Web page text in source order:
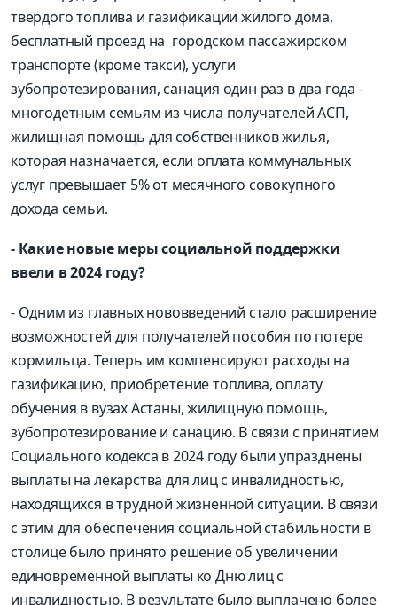
твердого топлива и газификации жилого дома,
бесплатный проезд на городском пассажирском
транспорте (кроме такси), услуги
зубопротезирования, санация один раз в два года -
многодетным семьям из числа получателей АСП,
жилищная помощь для собственников жилья,
которая назначается, если оплата коммунальных
услуг превышает 5% от месячного совокупного
дохода семьи.
- Какие новые меры социальной поддержки
ввели в 2024 году?
- Одним из главных нововведений стало расширение
возможностей для получателей пособия по потере
кормильца. Теперь им компенсируют расходы на
газификацию, приобретение топлива, оплату
обучения в вузах Астаны, жилищную помощь,
зубопротезирование и санацию. В связи с принятием
Социального кодекса в 2024 году были упразднены
выплаты на лекарства для лиц с инвалидностью,
находящихся в трудной жизненной ситуации. В связи
с этим для обеспечения социальной стабильности в
столице было принято решение об увеличении
единовременной выплаты ко Дню лиц с
инвалидностью. В результате было выплачено более